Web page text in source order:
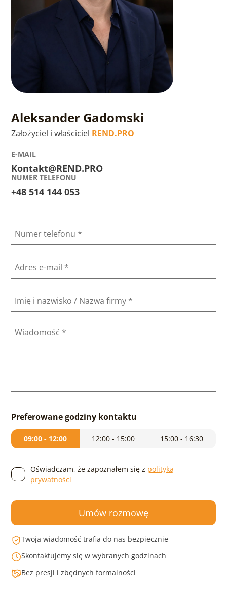
Numer telefonu *
Adres e-mail *
Imię i nazwisko / Nazwa firmy *
Wiadomość *
Preferowane godziny kontaktu
09:00 - 12:00 12:00 - 15:00 15:00 - 16:30
Oświadczam, że zapoznałem się z polityką
prywatności
Umów rozmowę
Twoja wiadomość trafia do nas bezpiecznie
Skontaktujemy się w wybranych godzinach
Bez presji i zbędnych formalności
Aleksander Gadomski
Założyciel i właściciel REND.PRO
E-MAIL
Kontakt@REND.PRO
NUMER TELEFONU
+48 514 144 053